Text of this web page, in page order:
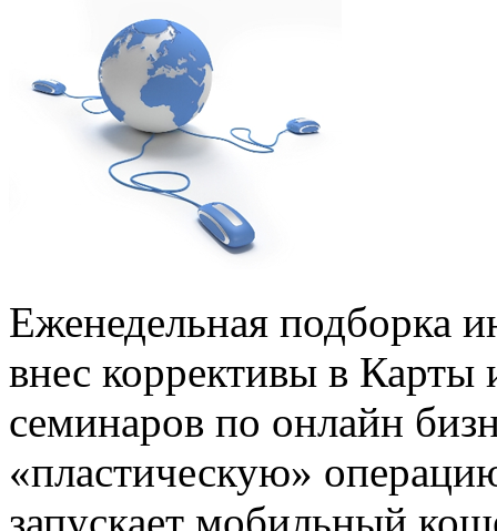
Еженедельная подборка
внес коррективы в Карты
семинаров по онлайн
«пластическую»
запускает мобильный